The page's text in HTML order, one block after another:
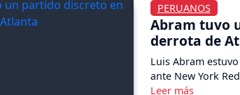
PERUANOS
Abram tuvo
derrota de
Luis Abram
ante New York